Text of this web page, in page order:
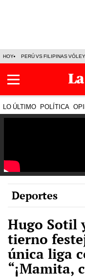
HOY PERÚ VS FILIPINAS VÓLEY
LO ÚLTIMO POLÍTICA
Deportes
Hugo Sotil
tierno
única liga
“¡Mamita,